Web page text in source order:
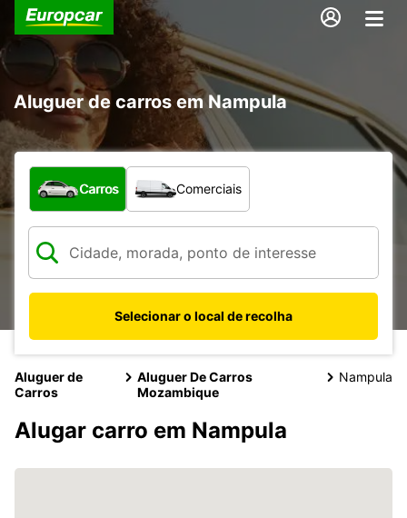
Aluguer de carros em Nampula
Que tipo de veículo pretende?
Carros Comerciais
Selecionar o local de recolha
Aluguer de
Carros
Aluguer De Carros
Mozambique
Nampula
Alugar carro em Nampula